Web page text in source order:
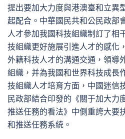
提出要加大力度與港澳臺和立異
起配合。中華國民共和公民政部
人才參加我國科技組織制訂了相
技組織更好施展引進人才的感化
外籍科技人才的溝通交通，領導
組織，并為我國和世界科技成長
技組織人才培育方面，中國迷信
民政部結合印發的《關于加大力
推送任務的看法》中側重誇大要
和推送任務系統。